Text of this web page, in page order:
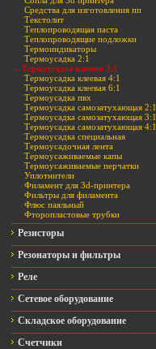
Средства для изготовления пп
Текстолит
Теплопроводящая паста
Теплопроводящие подложки
Термоиндикаторы
Термоусадка 2:1
» Термоусадка клеевая 3:1
Термоусадка клеевая 4:1
Термоусадка клеевая 6:1
Термоусадка пвх
Термоусадка самозатухающая 2:1
Термоусадка самозатухающая 3:1
Термоусадка самозатухающая 4:1
Термоусадка специальная
Термоусадочная лента
Термоусаживаемые капы
Термоусаживаемые перчатки
Уплотнители
Филамент для 3d-принтера
Фильтры для филамента
Флюс паяльный
Фторопластовые трубки
Резисторы
Резонаторы и фильтры
Реле
Сетевое оборудование
Складское оборудование
Счетчики